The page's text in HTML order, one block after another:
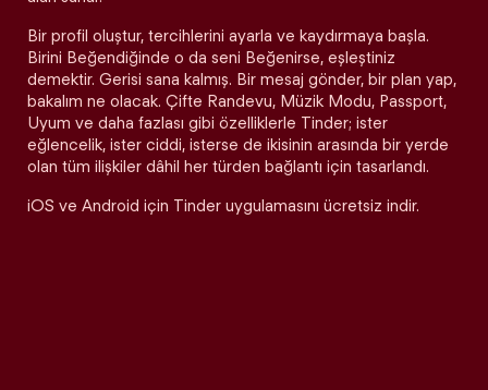
Bir profil oluştur, tercihlerini ayarla ve kaydırmaya başla.
Birini Beğendiğinde o da seni Beğenirse, eşleştiniz
demektir. Gerisi sana kalmış. Bir mesaj gönder, bir plan yap,
bakalım ne olacak. Çifte Randevu, Müzik Modu, Passport,
Uyum ve daha fazlası gibi özelliklerle Tinder; ister
eğlencelik, ister ciddi, isterse de ikisinin arasında bir yerde
olan tüm ilişkiler dâhil her türden bağlantı için tasarlandı.
iOS ve Android için Tinder uygulamasını ücretsiz indir.